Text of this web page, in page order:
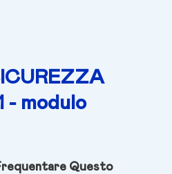
- modulo
Questo